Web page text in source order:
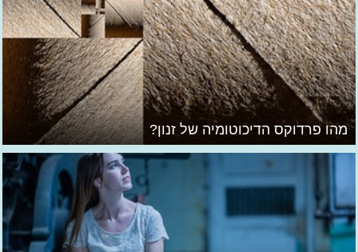
מהו פרדוקס הדיכוטומיה של זנון?